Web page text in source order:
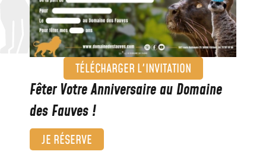
TÉLÉCHARGER L'INVITATION
Fêter Votre Anniversaire au Domaine
des Fauves !
JE RÉSERVE